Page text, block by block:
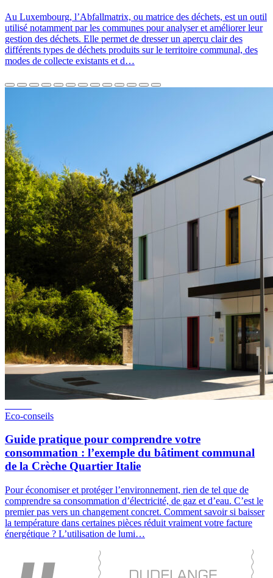
Au Luxembourg, l’Abfallmatrix, ou matrice des déchets, est un outil
utilisé notamment par les communes pour analyser et améliorer leur
gestion des déchets. Elle permet de dresser un aperçu clair des
différents types de déchets produits sur le territoire communal, des
modes de collecte existants et d…
Eco-conseils
Guide pratique pour comprendre votre
consommation : l’exemple du bâtiment communal
de la Crèche Quartier Italie
Pour économiser et protéger l’environnement, rien de tel que de
comprendre sa consommation d’électricité, de gaz et d’eau. C’est le
premier pas vers un changement concret. Comment savoir si baisser
la température dans certaines pièces réduit vraiment votre facture
énergétique ? L’utilisation de lumi…